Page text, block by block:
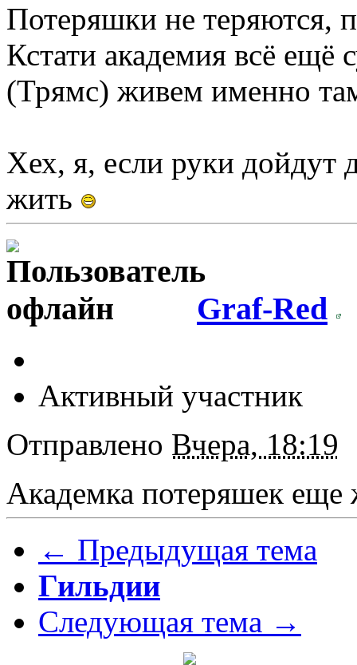
Потеряшки не теряются,
Кстати академия всё
(Трямс) живем именно
Хех, я, если руки дойдут
жить
Graf-Red
Активный участник
Отправлено Вчера, 18:19
Академка потеряшек
← Предыдущая тема
Гильдии
Следующая тема →